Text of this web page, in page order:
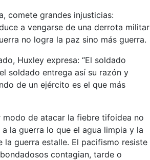
comete grandes injusticias:
a vengarse de una derrota militar
no logra la paz sino más guerra.
Huxley expresa: “El soldado
soldado entrega así su razón y
de un ejército es el que más
de atacar la fiebre tifoidea no
la guerra lo que el agua limpia y la
guerra estalle. El pacifismo resiste
contagian, tarde o